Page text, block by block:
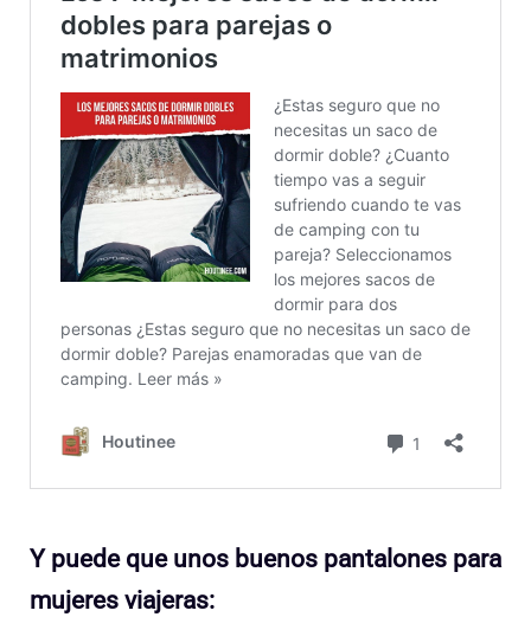
Y puede que unos buenos pantalones para
mujeres viajeras: